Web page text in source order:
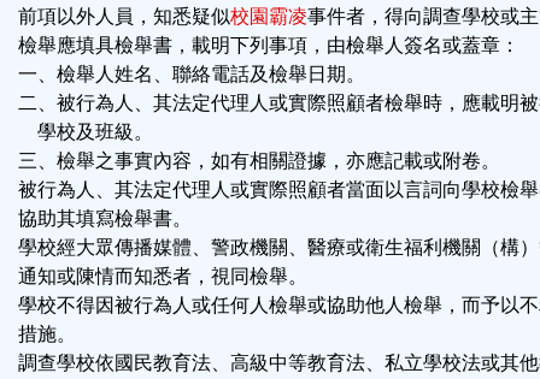
前項以外人員，知悉疑似校園霸凌事件者，得向調查學校或
檢舉應填具檢舉書，載明下列事項，由檢舉人簽名或蓋章：
一、檢舉人姓名、聯絡電話及檢舉日期。
二、被行為人、其法定代理人或實際照顧者檢舉時，應載明
學校及班級。
三、檢舉之事實內容，如有相關證據，亦應記載或附卷。
被行為人、其法定代理人或實際照顧者當面以言詞向學校檢
協助其填寫檢舉書。
學校經大眾傳播媒體、警政機關、醫療或衛生福利機關（構
通知或陳情而知悉者，視同檢舉。
學校不得因被行為人或任何人檢舉或協助他人檢舉，而予以
措施。
調查學校依國民教育法、高級中等教育法、私立學校法或其